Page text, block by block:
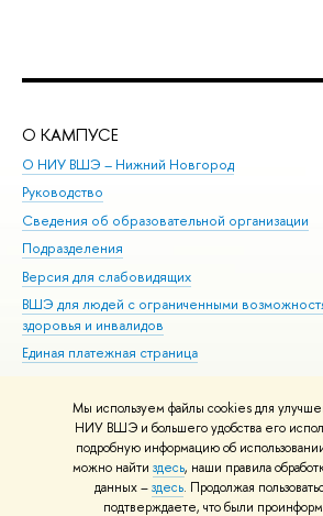
Мы используем файлы cookies для
НИУ ВШЭ и большего удобства его
подробную информацию об
можно найти здесь, наши правила
данных –здесь. Продолжая
подтверждаете, что были
О КАМПУСЕ
О НИУ ВШЭ – Нижний Новгород
Руководство
Сведения об образовательной организации
Подразделения
Версия для слабовидящих
ВШЭ для людей с ограниченными
здоровья и инвалидов
Единая платежная страница